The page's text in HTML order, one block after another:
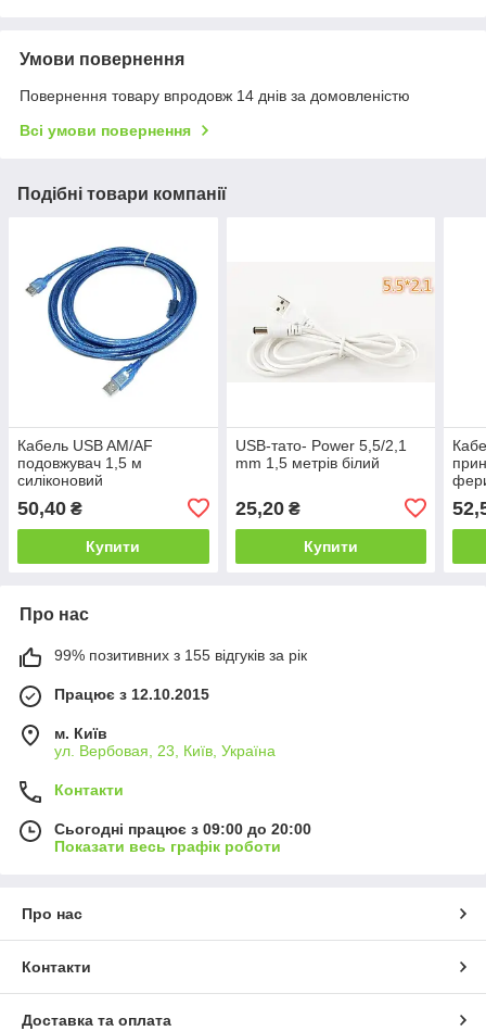
Умови повернення
Повернення товару впродовж 14 днів за домовленістю
Всі умови повернення
Подібні товари компанії
Кабель USB AM/AF
подовжувач 1,5 м
силіконовий
50,40 ₴
Купити
USB-тато- Power 5,5/2,1
mm 1,5 метрів білий
25,20₴
Купити
Про нас
99% позитивних з 155 відгуків за рік
Працює з 12.10.2015
м. Київ
ул. Вербовая, 23, Київ, Україна
Контакти
Сьогодні працює з 09:00 до 20:00
Показати весь графік роботи
Про нас
Контакти
Доставка та оплата